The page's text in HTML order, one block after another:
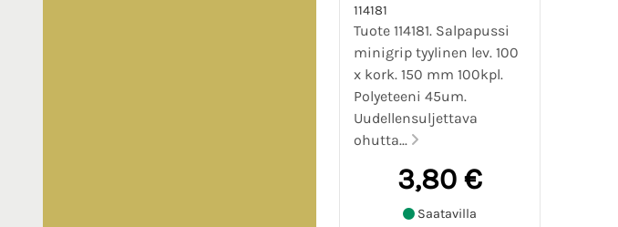
114181
Tuote 114181. Salpapussi
minigrip tyylinen lev. 100
x kork. 150 mm 100kpl.
Polyeteeni 45um.
Uudellensuljettava
ohutta...
3,80 €
Saatavilla